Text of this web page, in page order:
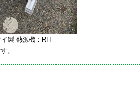
製 熱源機：RH-
す。